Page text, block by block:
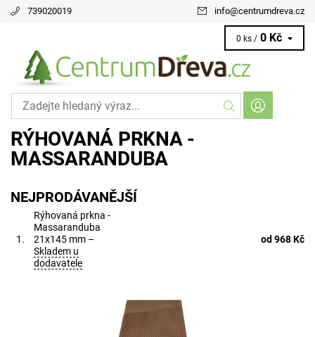
739020019 info@centrumdreva.cz
0 ks / 0 Kč
RÝHOVANÁ PRKNA -
MASSARANDUBA
NEJPRODÁVANĚJŠÍ
1.
Rýhovaná prkna -
Massaranduba
21x145 mm –
Skladem u
dodavatele
od 968 Kč
rozměr 21x145 mm délky 2,15 - 3,95 m (delší na dotaz)
provedení jemné rýhování/hladké pokud máte nákres, pošlete